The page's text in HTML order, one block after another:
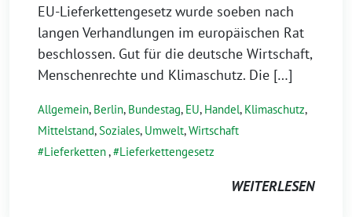
EU-Lieferkettengesetz wurde soeben nach
langen Verhandlungen im europäischen Rat
beschlossen. Gut für die deutsche Wirtschaft,
Menschenrechte und Klimaschutz. Die […]
Allgemein, Berlin, Bundestag, EU, Handel, Klimaschutz,
Mittelstand,Soziales, Umwelt,Wirtschaft
Lieferketten, Lieferkettengesetz
WEITERLESEN